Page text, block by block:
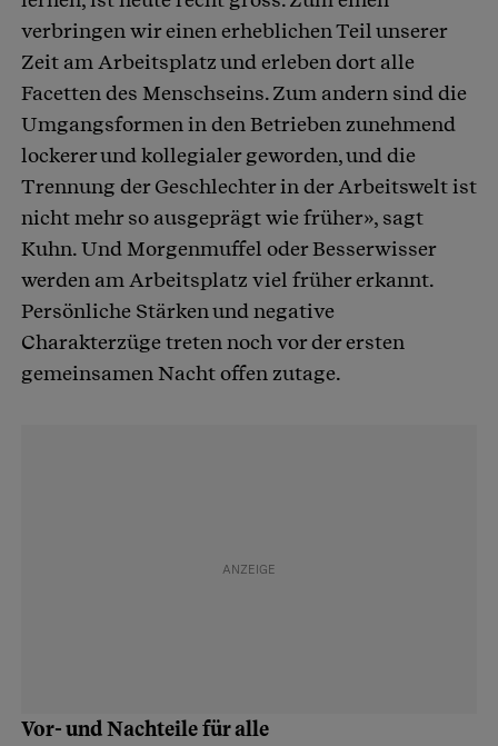
verbringen wir einen erheblichen Teil unserer
Zeit am Arbeitsplatz und erleben dort alle
Facetten des Menschseins. Zum andern sind die
Umgangsformen in den Betrieben zunehmend
lockerer und kollegialer geworden, und die
Trennung der Geschlechter in der Arbeitswelt ist
nicht mehr so ausgeprägt wie früher», sagt
Kuhn. Und Morgenmuffel oder Besserwisser
werden am Arbeitsplatz viel früher erkannt.
Persönliche Stärken und negative
Charakterzüge treten noch vor der ersten
gemeinsamen Nacht offen zutage.
Vor- und Nachteile für alle